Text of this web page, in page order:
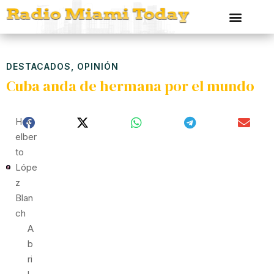
DESTACADOS OPINIÓN
Cuba anda de hermana por el mundo
Hed
Elber
To
Lópe
Z
Blan
Ch
A
B
Ri